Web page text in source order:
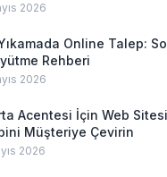
2026
Online Talep:
Rehberi
2026
Acentesi İçin Web
Müşteriye Çevirin
2026